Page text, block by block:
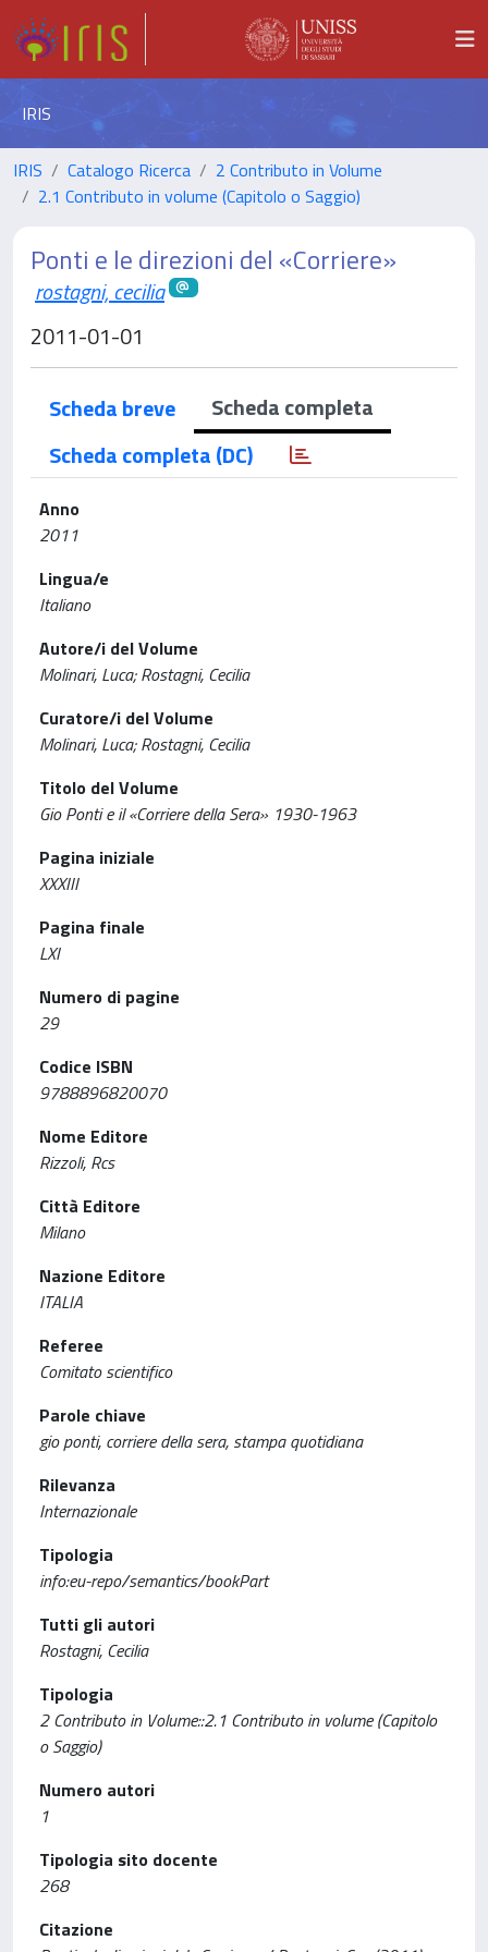
IRIS
IRIS Catalogo Ricerca
2 Contributo in Volume
2.1 Contributo in volume (Capitolo o Saggio)
Ponti e le direzioni del «Corriere»
rostagni, cecilia
2011-01-01
Scheda breve
Scheda completa
Scheda completa (DC)
Anno
2011
Lingua/e
Italiano
Autore/i del Volume
Molinari, Luca; Rostagni, Cecilia
Curatore/i del Volume
Molinari, Luca; Rostagni, Cecilia
Titolo del Volume
Gio Ponti e il «Corriere della Sera» 1930-1963
Pagina iniziale
XXXIII
Pagina finale
LXI
Numero di pagine
29
Codice ISBN
9788896820070
Nome Editore
Rizzoli, Rcs
Città Editore
Milano
Nazione Editore
ITALIA
Referee
Comitato scientifico
Parole chiave
gio ponti, corriere della sera, stampa quotidiana
Rilevanza
Internazionale
Tipologia
info:eu-repo/semantics/bookPart
Tutti gli autori
Rostagni, Cecilia
Tipologia
2 Contributo in Volume::2.1 Contributo in volume (Capitolo
o Saggio)
Numero autori
1
Tipologia sito docente
268
Citazione